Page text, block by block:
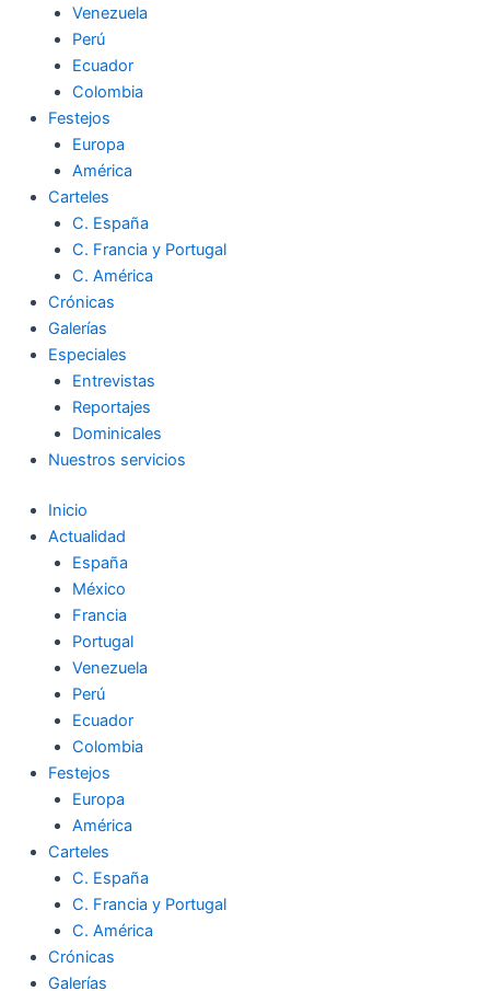
Venezuela
Perú
Ecuador
Colombia
Festejos
Europa
América
Carteles
C. España
C. Francia y Portugal
C. América
Crónicas
Galerías
Especiales
Entrevistas
Reportajes
Dominicales
Nuestros servicios
Inicio
Actualidad
España
México
Francia
Portugal
Venezuela
Perú
Ecuador
Colombia
Festejos
Europa
América
Carteles
C. España
C. Francia y Portugal
C. América
Crónicas
Galerías